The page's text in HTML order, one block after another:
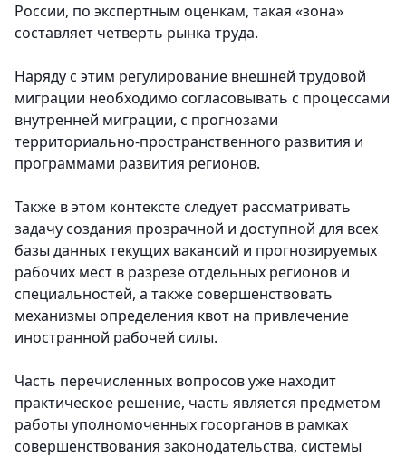
России, по экспертным оценкам, такая «зона»
составляет четверть рынка труда.
Наряду с этим регулирование внешней трудовой
миграции необходимо согласовывать с процессами
внутренней миграции, с прогнозами
территориально-пространственного развития и
программами развития регионов.
Также в этом контексте следует рассматривать
задачу создания прозрачной и доступной для всех
базы данных текущих вакансий и прогнозируемых
рабочих мест в разрезе отдельных регионов и
специальностей, а также совершенствовать
механизмы определения квот на привлечение
иностранной рабочей силы.
Часть перечисленных вопросов уже находит
практическое решение, часть является предметом
работы уполномоченных госорганов в рамках
совершенствования законодательства, системы